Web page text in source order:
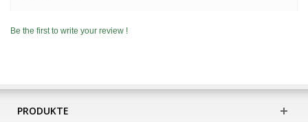
Be the first to write your review !
PRODUKTE